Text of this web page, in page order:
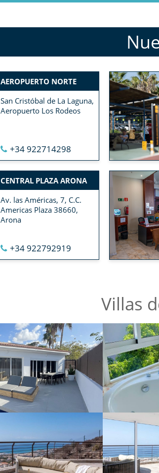
AEROPUERTO NORTE
San Cristóbal de La Laguna,
Aeropuerto Los Rodeos
+34 922714298
CENTRAL PLAZA ARONA
Av. las Américas, 7, C.C.
Americas Plaza 38660,
Arona
+34 922792919
Villas